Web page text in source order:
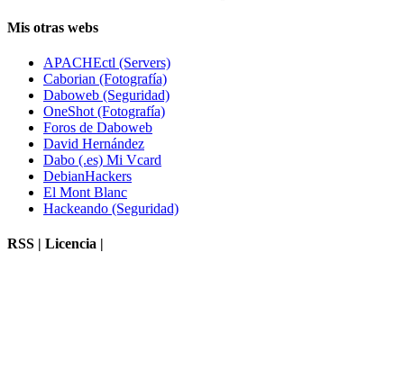
Mis otras webs
APACHEctl (Servers)
Caborian (Fotografía)
Daboweb (Seguridad)
OneShot (Fotografía)
Foros de Daboweb
David Hernández
Dabo (.es) Mi Vcard
DebianHackers
El Mont Blanc
Hackeando (Seguridad)
RSS | Licencia |